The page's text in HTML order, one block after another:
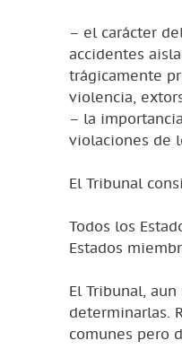
– el carácter
accidentes
trágicamente
violencia,
– la
violaciones de
El Tribunal
Todos los
Estados
El Tribunal,
determinarlas.
comunes pero